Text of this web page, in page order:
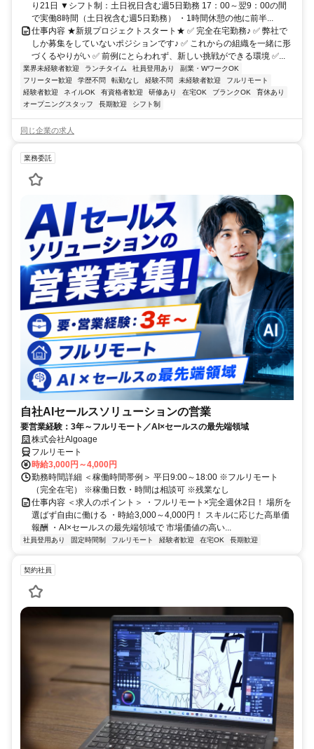
り21日 ▼シフト制：土日祝日含む週5日勤務 17：00～翌9：00の間
で実働8時間（土日祝含む週5日勤務） ・1時間休憩の他に前半...
仕事内容 ★新規プロジェクトスタート★ ✅ 完全在宅勤務♪ ✅ 弊社で
しか募集をしていないポジションです♪ ✅ これからの組織を一緒に形
づくるやりがい ✅ 前例にとらわれず、新しい挑戦ができる環境 ✅...
業界未経験者歓迎 ランチタイム 社員登用あり
副業・WワークOK
フリーター歓迎
学歴不問 転勤なし 経験不問 未経験者歓迎
フルリモート
経験者歓迎
ネイルOK 有資格者歓迎 研修あり 在宅OK ブランクOK
育休あり
オープニングスタッフ
長期歓迎 シフト制
同じ企業の求人
業務委託
自社AIセールスソリューションの営業
要営業経験：3年～フルリモート／AI×セールスの最先端領域
株式会社Algoage
フルリモート
時給3,000円～4,000円
勤務時間詳細 ＜稼働時間帯例＞ 平日9:00～18:00 ※フルリモート
（完全在宅） ※稼働日数・時間は相談可 ※残業なし
仕事内容 ＜求人のポイント＞ ・フルリモート×完全週休2日！ 場所を
選ばず自由に働ける ・時給3,000～4,000円！ スキルに応じた高単価
報酬 ・AI×セールスの最先端領域で 市場価値の高い...
社員登用あり 固定時間制 フルリモート 経験者歓迎 在宅OK 長期歓迎
契約社員